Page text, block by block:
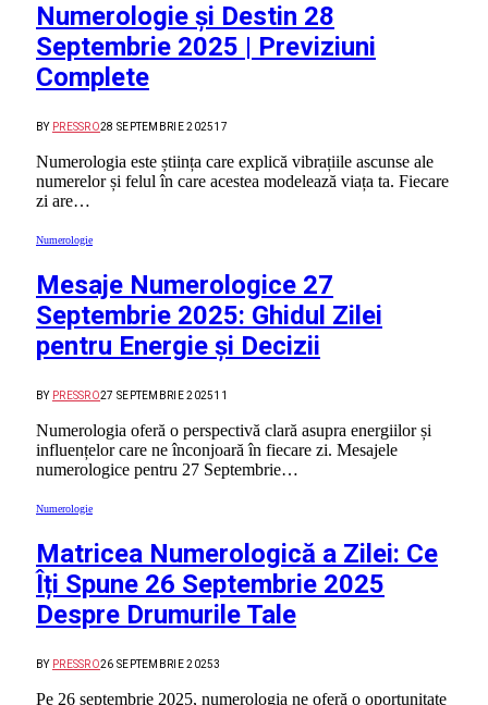
Numerologie și Destin 28
Septembrie 2025 | Previziuni
Complete
BY PRESSRO28 SEPTEMBRIE 202517
Numerologia este știința care explică vibrațiile ascunse ale
numerelor și felul în care acestea modelează viața ta. Fiecare
zi are…
Numerologie
Mesaje Numerologice 27
Septembrie 2025: Ghidul Zilei
pentru Energie și Decizii
BY PRESSRO27 SEPTEMBRIE 202511
Numerologia oferă o perspectivă clară asupra energiilor și
influențelor care ne înconjoară în fiecare zi. Mesajele
numerologice pentru 27 Septembrie…
Numerologie
Matricea Numerologică a Zilei: Ce
Îți Spune 26 Septembrie 2025
Despre Drumurile Tale
BY PRESSRO26 SEPTEMBRIE 20253
Pe 26 septembrie 2025, numerologia ne oferă o oportunitate